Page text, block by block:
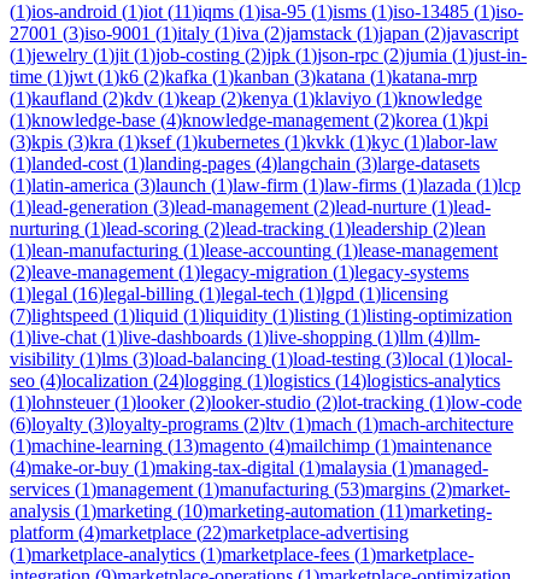
(1)ios-android (1)iot (11)iqms (1)isa-95 (1)isms (1)iso-13485 (1)iso-
27001 (3)iso-9001 (1)italy (1)iva (2)jamstack (1)japan (2)javascript
(1)jewelry (1)jit (1)job-costing (2)jpk (1)json-rpc (2)jumia (1)just-in-
time (1)jwt (1)k6 (2)kafka (1)kanban (3)katana (1)katana-mrp
(1)kaufland (2)kdv (1)keap (2)kenya (1)klaviyo (1)knowledge
(1)knowledge-base (4)knowledge-management (2)korea (1)kpi
(3)kpis (3)kra (1)ksef(1)kubernetes (1)kvkk (1)kyc (1)labor-law
(1)landed-cost (1)landing-pages (4)langchain (3)large-datasets
(1)latin-america (3)launch (1)law-firm (1)law-firms (1)lazada (1)lcp
(1)lead-generation (3)lead-management (2)lead-nurture (1)lead-
nurturing (1)lead-scoring (2)lead-tracking (1)leadership (2)lean
(1)lean-manufacturing (1)lease-accounting (1)lease-management
(2)leave-management (1)legacy-migration (1)legacy-systems
(1)legal (16)legal-billing (1)legal-tech (1)lgpd (1)licensing
(7)lightspeed (1)liquid (1)liquidity (1)listing (1)listing-optimization
(1)live-chat (1)live-dashboards (1)live-shopping (1)llm (4)llm-
visibility (1)lms (3)load-balancing (1)load-testing (3)local (1)local-
seo (4)localization (24)logging (1)logistics (14)logistics-analytics
(1)lohnsteuer(1)looker(2)looker-studio (2)lot-tracking (1)low-code
(6)loyalty (3)loyalty-programs (2)ltv (1)mach (1)mach-architecture
(1)machine-learning (13)magento (4)mailchimp (1)maintenance
(4)make-or-buy (1)making-tax-digital (1)malaysia (1)managed-
services (1)management (1)manufacturing (53)margins (2)market-
analysis (1)marketing (10)marketing-automation (11)marketing-
platform (4)marketplace (22)marketplace-advertising
(1)marketplace-analytics (1)marketplace-fees (1)marketplace-